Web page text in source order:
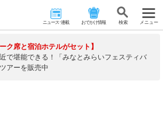
ニュース･連載 おでかけ情報 検 索 メニュー
ク席と宿泊ホテルがセット】
で堪能できる！「みなとみらいフェスティバ
アーを販売中